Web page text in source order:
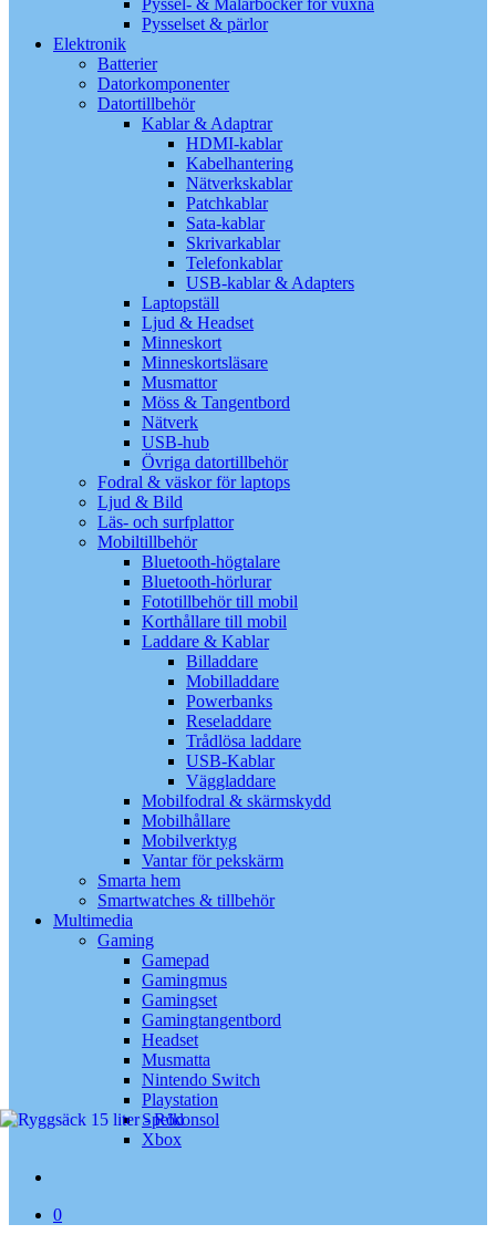
Pyssel- & Målarböcker för vuxna
Pysselset & pärlor
Elektronik
Batterier
Datorkomponenter
Datortillbehör
Kablar & Adaptrar
HDMI-kablar
Kabelhantering
Nätverkskablar
Patchkablar
Sata-kablar
Skrivarkablar
Telefonkablar
USB-kablar & Adapters
Laptopställ
Ljud & Headset
Minneskort
Minneskortsläsare
Musmattor
Möss & Tangentbord
Nätverk
USB-hub
Övriga datortillbehör
Fodral & väskor för laptops
Ljud & Bild
Läs- och surfplattor
Mobiltillbehör
Bluetooth-högtalare
Bluetooth-hörlurar
Fototillbehör till mobil
Korthållare till mobil
Laddare & Kablar
Billaddare
Mobilladdare
Powerbanks
Reseladdare
Trådlösa laddare
USB-Kablar
Väggladdare
Mobilfodral & skärmskydd
Mobilhållare
Mobilverktyg
Vantar för pekskärm
Smarta hem
Smartwatches & tillbehör
Multimedia
Gaming
Gamepad
Gamingmus
Gamingset
Gamingtangentbord
Headset
Musmatta
Nintendo Switch
Playstation
Spelkonsol
Xbox
0